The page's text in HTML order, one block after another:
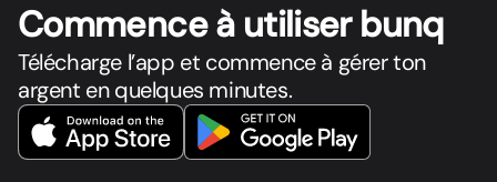
Commence à utiliser bunq
Télécharge l’app et commence à gérer ton
argent en quelques minutes.